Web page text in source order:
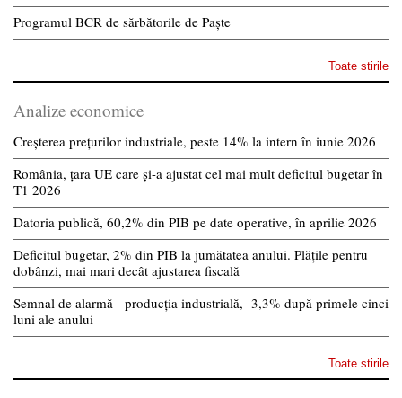
Programul BCR de sărbătorile de Paște
Toate stirile
Analize economice
Creșterea prețurilor industriale, peste 14% la intern în iunie 2026
România, țara UE care și-a ajustat cel mai mult deficitul bugetar în
T1 2026
Datoria publică, 60,2% din PIB pe date operative, în aprilie 2026
Deficitul bugetar, 2% din PIB la jumătatea anului. Plățile pentru
dobânzi, mai mari decât ajustarea fiscală
Semnal de alarmă - producția industrială, -3,3% după primele cinci
luni ale anului
Toate stirile